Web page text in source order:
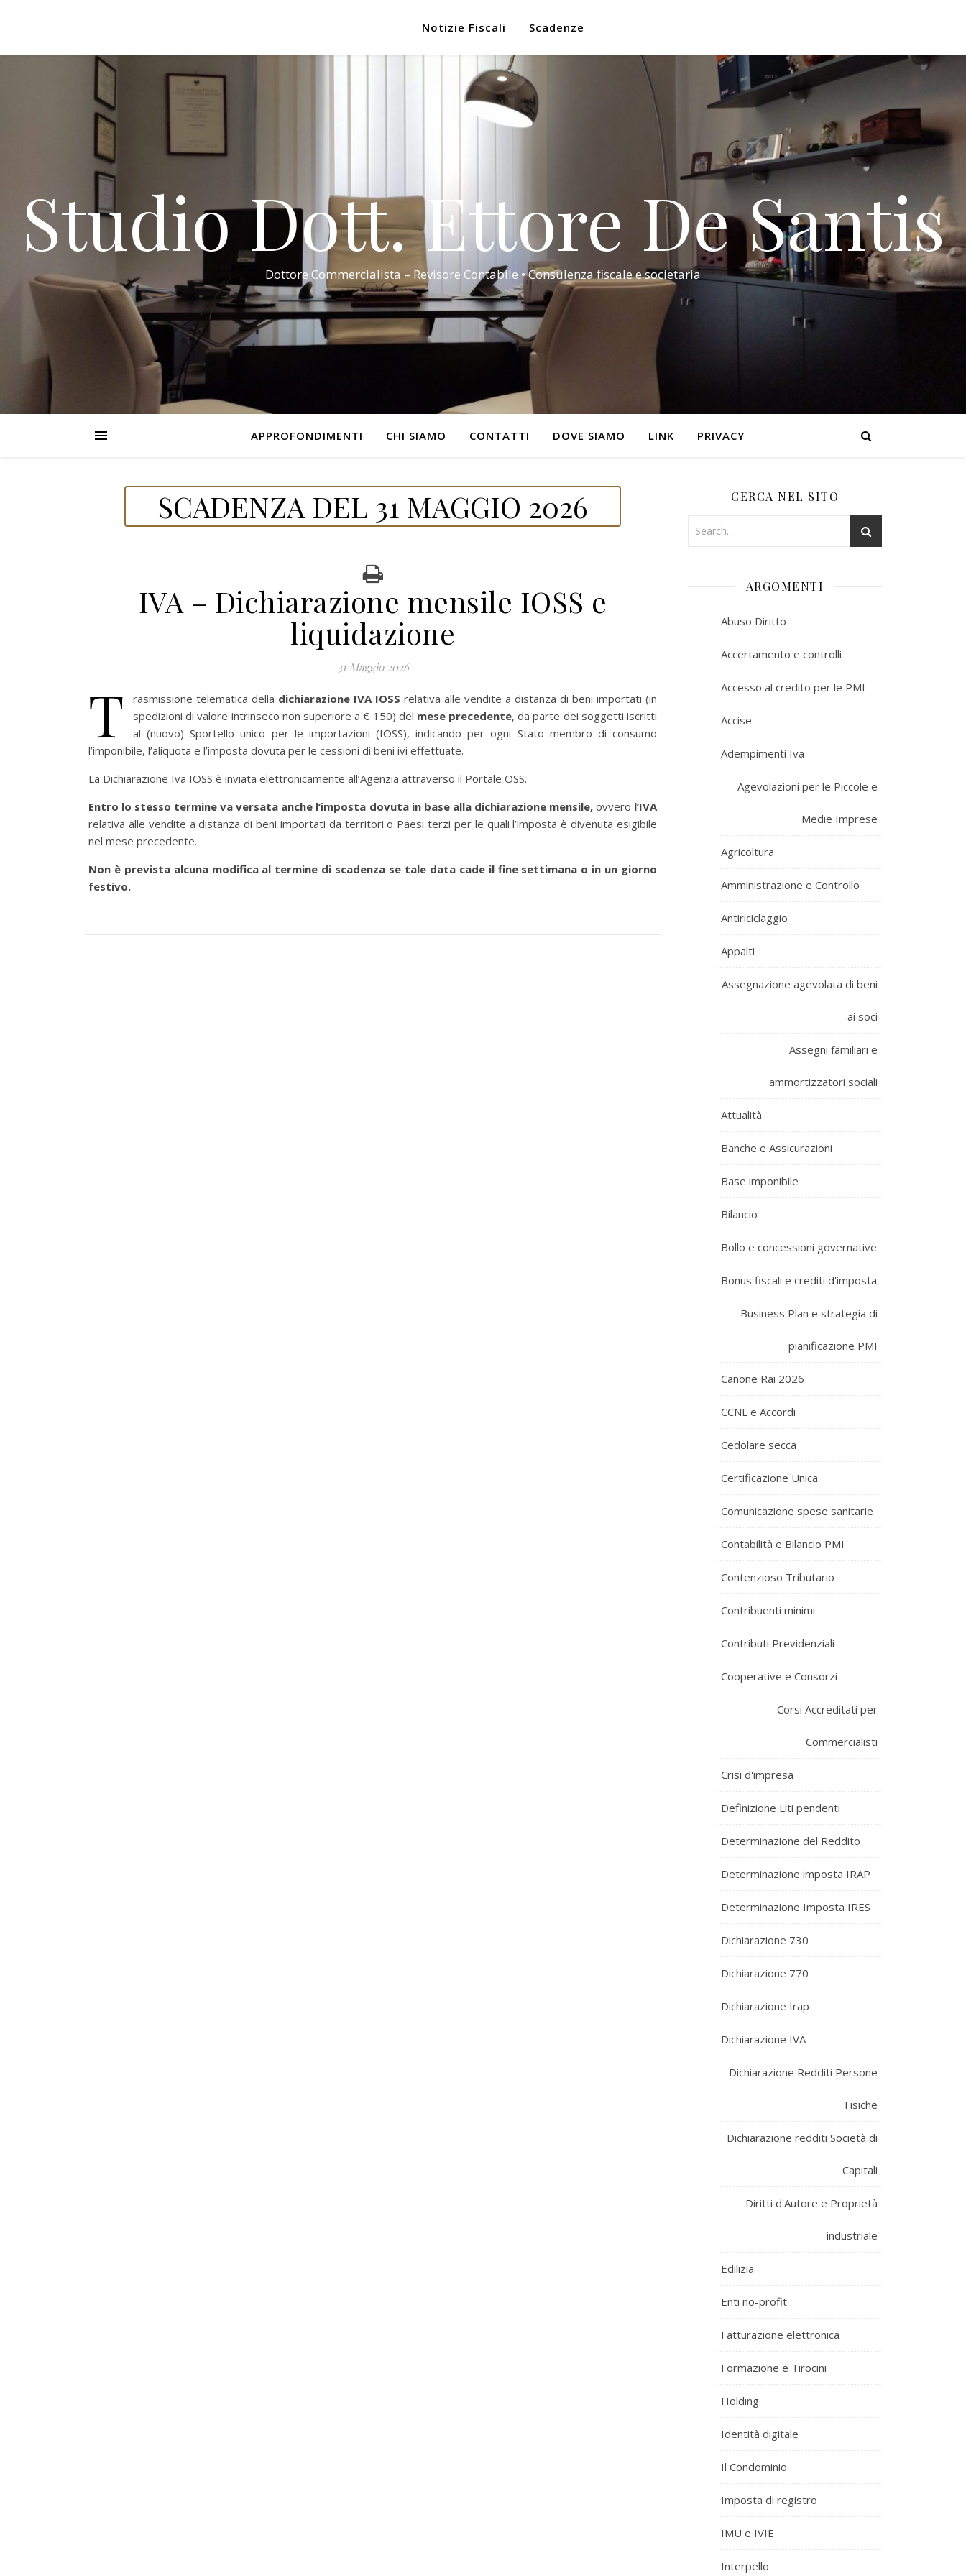
Notizie Fiscali Scadenze
Studio Dott. Ettore De Santis
Dottore Commercialista – Revisore Contabile • Consulenza fiscale e societaria
APPROFONDIMENTI CHI SIAMO CONTATTI DOVE SIAMO LINK PRIVACY
SCADENZA DEL 31 MAGGIO 2026
IVA – Dichiarazione mensile IOSS e
liquidazione
31 Maggio 2026
T rasmissione telematica della dichiarazione IVA IOSS relativa alle vendite a distanza di beni importati (in
spedizioni di valore intrinseco non superiore a € 150) del mese precedente, da parte dei soggetti iscritti
al (nuovo) Sportello unico per le importazioni (IOSS), indicando per ogni Stato membro di consumo
l’imponibile, l’aliquota e l’imposta dovuta per le cessioni di beni ivi effettuate.
La Dichiarazione Iva IOSS è inviata elettronicamente all’Agenzia attraverso il Portale OSS.
Entro lo stesso termine va versata anche l’imposta dovuta in base alla dichiarazione mensile,ovvero l’IVA
relativa alle vendite a distanza di beni importati da territori o Paesi terzi per le quali l’imposta è divenuta esigibile
nel mese precedente.
Non è prevista alcuna modifica al termine di scadenza se tale data cade il fine settimana o in un giorno
festivo.
CERCA NEL SITO
ARGOMENTI
Abuso Diritto
Accertamento e controlli
Accesso al credito per le PMI
Accise
Adempimenti Iva
Agevolazioni per le Piccole e
Medie Imprese
Agricoltura
Amministrazione e Controllo
Antiriciclaggio
Appalti
Assegnazione agevolata di beni
ai soci
Assegni familiari e
ammortizzatori sociali
Attualità
Banche e Assicurazioni
Base imponibile
Bilancio
Bollo e concessioni governative
Bonus fiscali e crediti d'imposta
Business Plan e strategia di
pianificazione PMI
Canone Rai 2026
CCNL e Accordi
Cedolare secca
Certificazione Unica
Comunicazione spese sanitarie
Contabilità e Bilancio PMI
Contenzioso Tributario
Contribuenti minimi
Contributi Previdenziali
Cooperative e Consorzi
Corsi Accreditati per
Commercialisti
Crisi d'impresa
Definizione Liti pendenti
Determinazione del Reddito
Determinazione imposta IRAP
Determinazione Imposta IRES
Dichiarazione 730
Dichiarazione 770
Dichiarazione Irap
Dichiarazione IVA
Dichiarazione Redditi Persone
Fisiche
Dichiarazione redditi Società di
Capitali
Diritti d'Autore e Proprietà
industriale
Edilizia
Enti no-profit
Fatturazione elettronica
Formazione e Tirocini
Holding
Identità digitale
Il Condominio
Imposta di registro
IMU e IVIE
Interpello